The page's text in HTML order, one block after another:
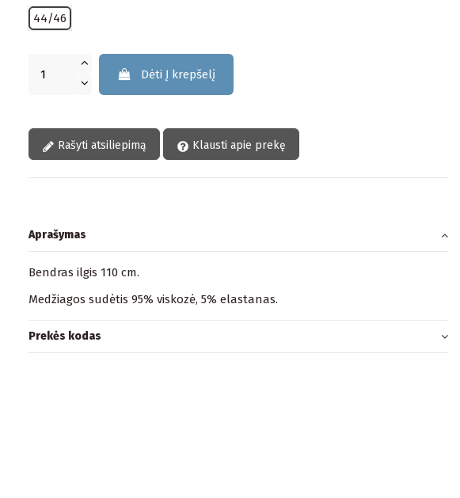
44/46
Dėti Į krepšelį
Rašyti atsiliepimą Klausti apie prekę
Aprašymas
Bendras ilgis 110 cm.
Medžiagos sudėtis 95% viskozė, 5% elastanas.
Prekės kodas